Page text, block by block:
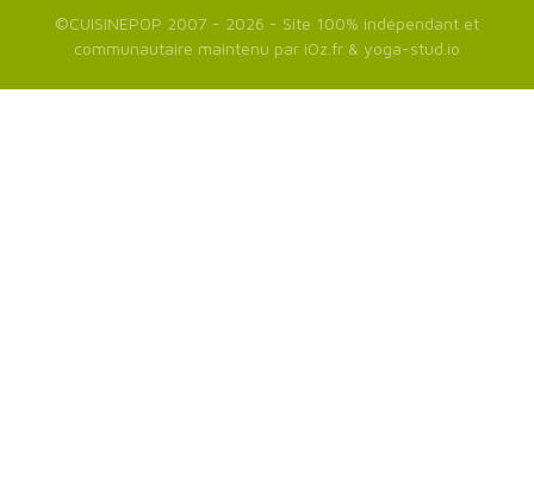
©CUISINEPOP 2007 - 2026 - Site 100% indépendant et
communautaire maintenu par iOz.fr & yoga-stud.io